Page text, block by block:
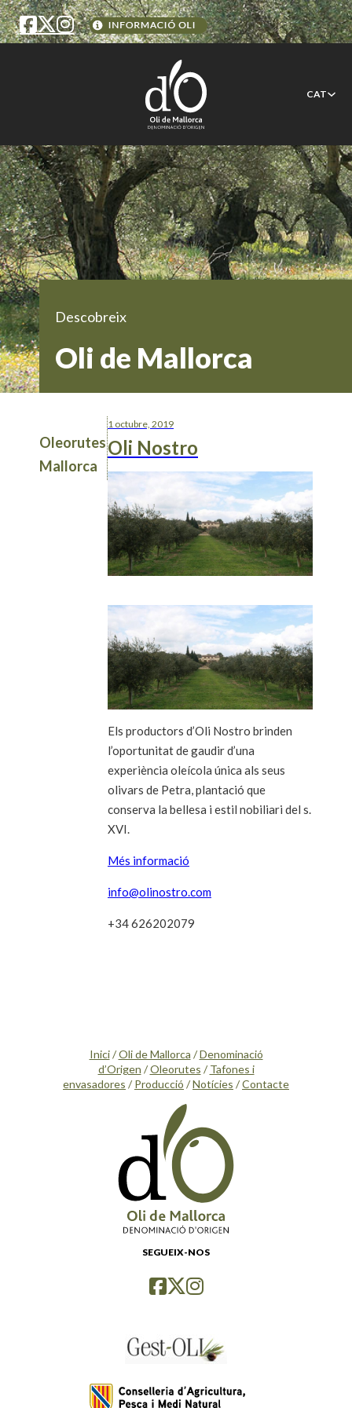
CAT
Descobreix
Oli de Mallorca
Oleorutes
Mallorca
1 octubre, 2019
Oli Nostro
Els productors d’Oli Nostro brinden
l’oportunitat de gaudir d’una
experiència oleícola única als seus
olivars de Petra, plantació que
conserva la bellesa i estil nobiliari del s.
XVI.
Més informació
info@olinostro.com
+34 626202079
Inici/Oli de Mallorca /Denominació
d’Origen /Oleorutes / Tafones i
envasadores / Producció /Notícies /Contacte
SEGUEIX-NOS